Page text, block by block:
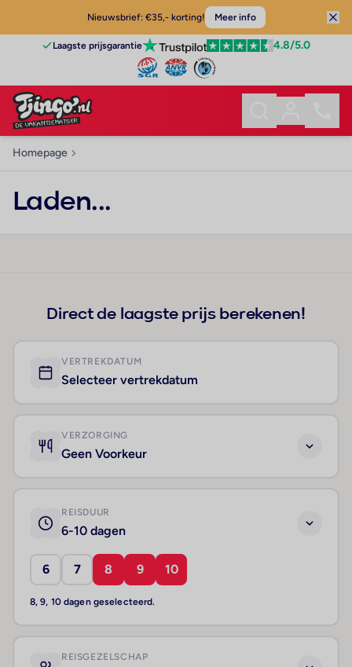
Nieuwsbrief: €35,- korting! Meer info
Laagste prijsgarantie 4.8/5.0
Homepage
Laden...
Direct de laagste prijs berekenen!
VERTREKDATUM
Selecteer vertrekdatum
VERZORGING
Geen Voorkeur
REISDUUR
6-10 dagen
6 7 8 9 10
8, 9, 10 dagen geselecteerd.
REISGEZELSCHAP